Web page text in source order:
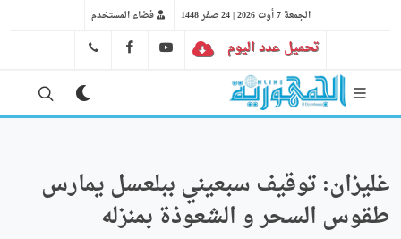
الجمعة 7 أوت 2026 | 24 صفر 1448 فضاء المستخدم
تحميل عدد اليوم YT
FB
غليزان: توقيف سبعيني ببلعسل يمارس
طقوس السحر و الشعوذة بمنزله